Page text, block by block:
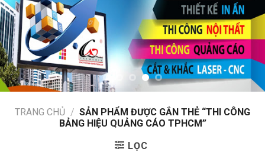
TRANG CHỦ / SẢN PHẨM ĐƯỢC GẮN THẺ “THI CÔNG
BẢNG HIỆU QUẢNG CÁO TPHCM”
LỌC